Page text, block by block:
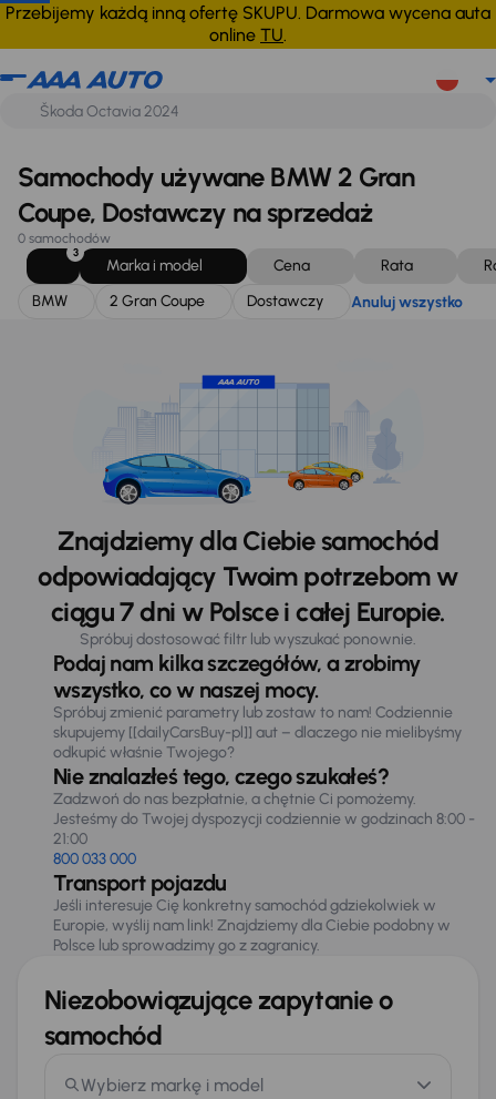
Przebijemy każdą inną ofertę SKUPU. Darmowa wycena auta
online TU.
BMW 2 Gran Coupe Dostawczy Anuluj wszystko
Samochody używane BMW 2 Gran
Coupe, Dostawczy na sprzedaż
0 samochodów
3
Marka i model Cena Rata
BMW
2 Gran Coupe Dostawczy Anuluj wszystko
Znajdziemy dla Ciebie samochód
odpowiadający Twoim potrzebom w
ciągu 7 dni w Polsce i całej Europie.
Spróbuj dostosować filtr lub wyszukać ponownie.
Podaj nam kilka szczegółów, a zrobimy
wszystko, co w naszej mocy.
Spróbuj zmienić parametry lub zostaw to nam! Codziennie
skupujemy [[dailyCarsBuy-pl]] aut – dlaczego nie mielibyśmy
odkupić właśnie Twojego?
Nie znalazłeś tego, czego szukałeś?
Zadzwoń do nas bezpłatnie, a chętnie Ci pomożemy.
Jesteśmy do Twojej dyspozycji codziennie w godzinach 8:00 -
21:00
800 033 000
Transport pojazdu
Jeśli interesuje Cię konkretny samochód gdziekolwiek w
Europie, wyślij nam link! Znajdziemy dla Ciebie podobny w
Polsce lub sprowadzimy go z zagranicy.
Niezobowiązujące zapytanie o
samochód
Wybierz markę i model